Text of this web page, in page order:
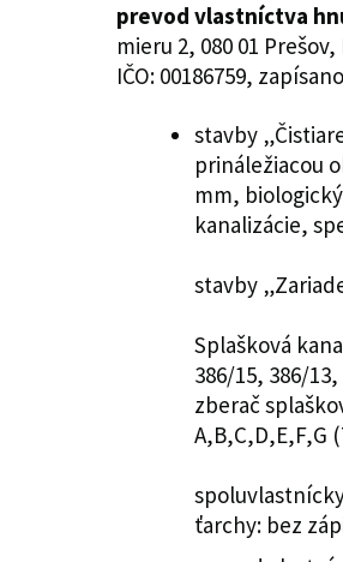
prevod vlastníctva
mieru 2, 080 01
IČO: 00186759,
stavby
prináležiacou
mm,
kanalizácie,
stavby
Splašková
386/15, 386/
zberač
A,B,C,D,E,F,G
ťarchy: bez